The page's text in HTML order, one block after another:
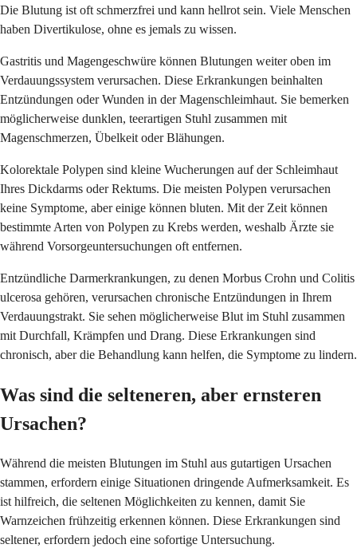
Die Blutung ist oft schmerzfrei und kann hellrot sein. Viele Menschen
haben Divertikulose, ohne es jemals zu wissen.
Gastritis und Magengeschwüre können Blutungen weiter oben im
Verdauungssystem verursachen. Diese Erkrankungen beinhalten
Entzündungen oder Wunden in der Magenschleimhaut. Sie bemerken
möglicherweise dunklen, teerartigen Stuhl zusammen mit
Magenschmerzen, Übelkeit oder Blähungen.
Kolorektale Polypen sind kleine Wucherungen auf der Schleimhaut
Ihres Dickdarms oder Rektums. Die meisten Polypen verursachen
keine Symptome, aber einige können bluten. Mit der Zeit können
bestimmte Arten von Polypen zu Krebs werden, weshalb Ärzte sie
während Vorsorgeuntersuchungen oft entfernen.
Entzündliche Darmerkrankungen, zu denen Morbus Crohn und Colitis
ulcerosa gehören, verursachen chronische Entzündungen in Ihrem
Verdauungstrakt. Sie sehen möglicherweise Blut im Stuhl zusammen
mit Durchfall, Krämpfen und Drang. Diese Erkrankungen sind
chronisch, aber die Behandlung kann helfen, die Symptome zu lindern.
Was sind die selteneren, aber ernsteren
Ursachen?
Während die meisten Blutungen im Stuhl aus gutartigen Ursachen
stammen, erfordern einige Situationen dringende Aufmerksamkeit. Es
ist hilfreich, die seltenen Möglichkeiten zu kennen, damit Sie
Warnzeichen frühzeitig erkennen können. Diese Erkrankungen sind
seltener, erfordern jedoch eine sofortige Untersuchung.